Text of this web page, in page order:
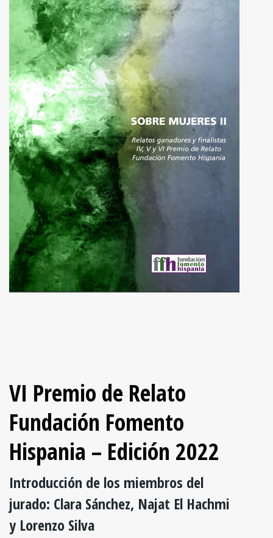
VI Premio de Relato
Fundación Fomento
Hispania – Edición 2022
Introducción de los miembros del
jurado: Clara Sánchez, Najat El Hachmi
y Lorenzo Silva